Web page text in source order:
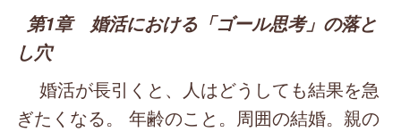
第1章 婚活における「ゴール思考」の落と
し穴
婚活が長引くと、人はどうしても結果を急
ぎたくなる。 年齢のこと。周囲の結婚。親の